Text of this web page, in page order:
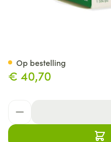
€ 40,70
Op bestelling